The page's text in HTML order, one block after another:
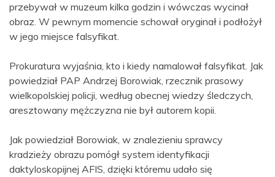
przebywał w muzeum kilka godzin i wówczas wycinał
obraz. W pewnym momencie schował oryginał i podłożył
w jego miejsce falsyfikat.
Prokuratura wyjaśnia, kto i kiedy namalował falsyfikat. Jak
powiedział PAP Andrzej Borowiak, rzecznik prasowy
wielkopolskiej policji, według obecnej wiedzy śledczych,
aresztowany mężczyzna nie był autorem kopii.
Jak powiedział Borowiak, w znalezieniu sprawcy
kradzieży obrazu pomógł system identyfikacji
daktyloskopijnej AFIS, dzięki któremu udało się